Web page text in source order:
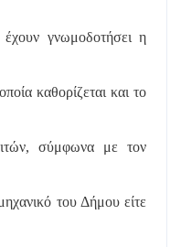
γνωμοδοτήσει η
καθορίζεται και το
σύμφωνα με τον
του Δήμου είτε